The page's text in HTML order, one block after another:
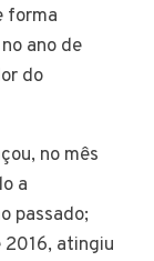
forma
ano de
do
no mês
a
passado;
2016, atingiu